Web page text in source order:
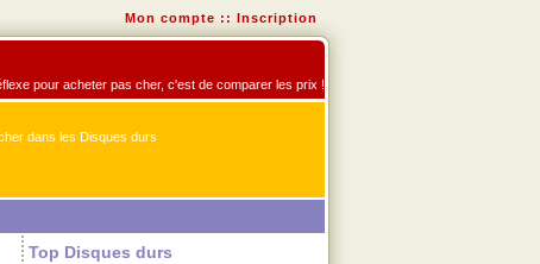
Mon compte :: Inscription
pour acheter pas cher, c'est de comparer les prix !
dans les Disques durs
Top Disques durs